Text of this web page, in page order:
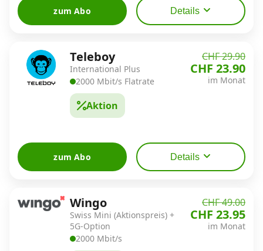
zum Abo Details
Teleboy
International Plus
2000 Mbit/s Flatrate
Aktion
CHF 29.90
CHF 23.90
im Monat
zum Abo Details
Wingo
Swiss Mini (Aktionspreis) +
5G-Option
2000 Mbit/s
CHF 49.00
CHF 23.95
im Monat